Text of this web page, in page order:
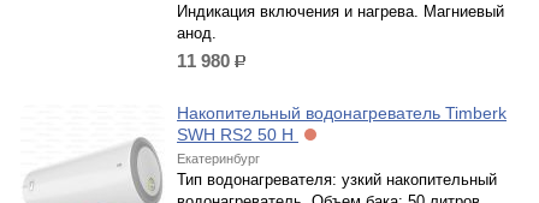
Индикация включения и нагрева. Магниевый
анод.
11 980 р.
Накопительный водонагреватель Timberk
SWH RS2 50 H
Екатеринбург
Тип водонагревателя: узкий накопительный